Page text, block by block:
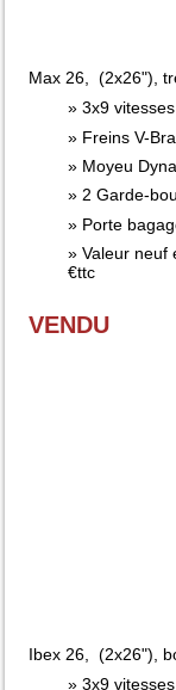
Max 26, (2x26"),
3x9
Freins V-
Moyeu
2 Garde-
Porte
Valeur neuf
€ttc
VENDU
Ibex 26, (2x26"),
3x9